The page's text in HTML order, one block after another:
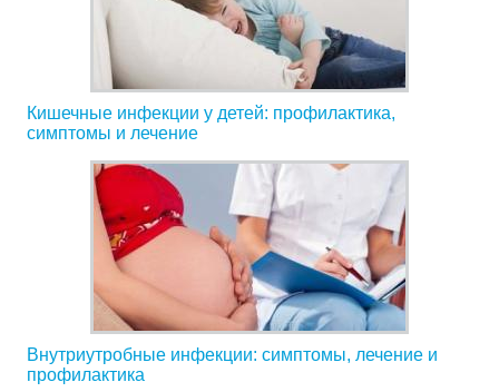
Кишечные инфекции у детей: профилактика,
симптомы и лечение
Внутриутробные инфекции: симптомы, лечение и
профилактика